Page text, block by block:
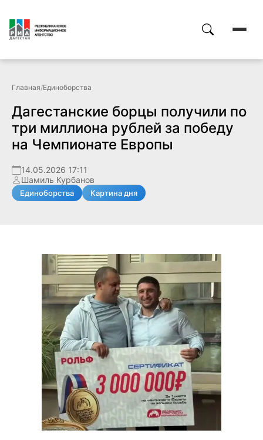
Главная/Единоборства
Дагестанские борцы получили по
три миллиона рублей за победу
на Чемпионате Европы
14.05.2026 17:11
Шамиль Курбанов
Единоборства Картина дня